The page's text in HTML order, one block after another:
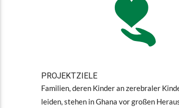
PROJEKTZIELE
Familien, deren Kinder an zerebraler
leiden, stehen in Ghana vor großen